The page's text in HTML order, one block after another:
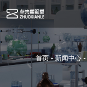
首页-新闻中心 -